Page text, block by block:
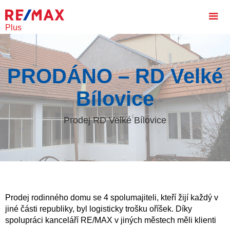
Plus
PRODÁNO – RD Velké
Bílovice
Prodej RD Velké Bílovice
Prodej rodinného domu se 4 spolumajiteli, kteří žijí každý v
jiné části republiky, byl logisticky trošku oříšek. Díky
spolupráci kanceláří RE/MAX v jiných městech měli klienti